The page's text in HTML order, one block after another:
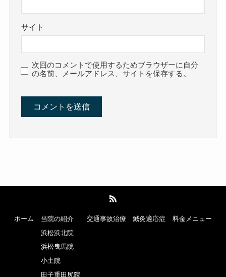
サイト
次回のコメントで使用するためブラウザーに自分
の名前、メールアドレス、サイトを保存する。
ホーム
当院の紹介
浜松浜北院
浜松曳馬院
小土院
田子重田尻院
交通事故治療 鍼灸適応症 料金メニュー